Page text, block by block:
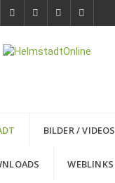
BILDER / VIDEOS
WEBLINKS